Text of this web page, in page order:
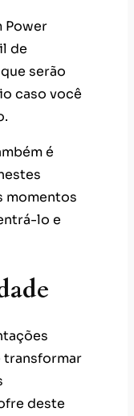
Power
de
serão
caso você
é
momentos
lo e
transformar
deste